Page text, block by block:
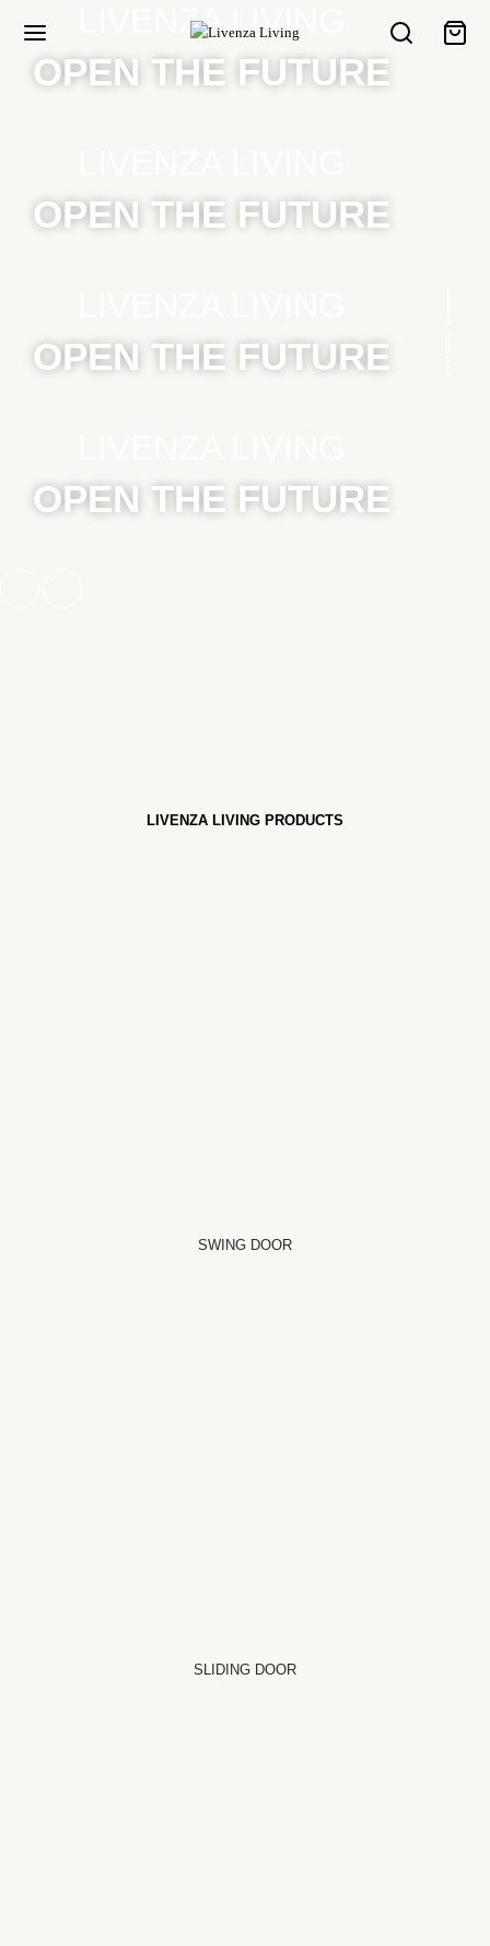
LIVENZA LIVING
OPEN THE FUTURE
OPEN THE FUTURE
OPEN THE FUTURE
OPEN THE FUTURE
LIVENZA LIVING PRODUCTS
SWING DOOR
SLIDING DOOR